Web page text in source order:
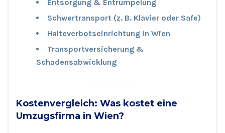
Entsorgung & Entrümpelung
Schwertransport (z. B. Klavier oder Safe)
Halteverbotseinrichtung in Wien
Transportversicherung &
Schadensabwicklung
Kostenvergleich: Was kostet eine
Umzugsfirma in Wien?